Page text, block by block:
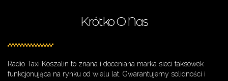
Krótko O Nas
Radio Taxi Koszalin to znana i doceniana marka sieci taksówek
funkcjonująca na rynku od wielu lat. Gwarantujemy solidności i